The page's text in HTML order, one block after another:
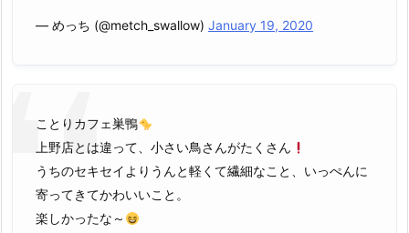
— めっち (@metch_swallow) January 19, 2020
ことりカフェ巣鴨
上野店とは違って、小さい鳥さんがたくさん
うちのセキセイよりうんと軽くて繊細なこと、いっぺんに
寄ってきてかわいいこと。
楽しかったな～